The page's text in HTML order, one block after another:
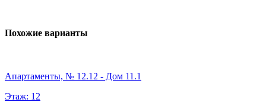
Похожие варианты
Апартаменты, № 12.12 - Дом 11.1
Этаж: 12